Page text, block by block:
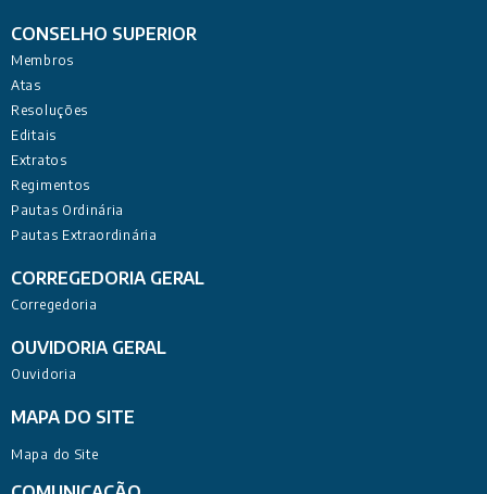
CONSELHO SUPERIOR
Membros
Atas
Resoluções
Editais
Extratos
Regimentos
Pautas Ordinária
Pautas Extraordinária
CORREGEDORIA GERAL
Corregedoria
OUVIDORIA GERAL
Ouvidoria
MAPA DO SITE
Mapa do Site